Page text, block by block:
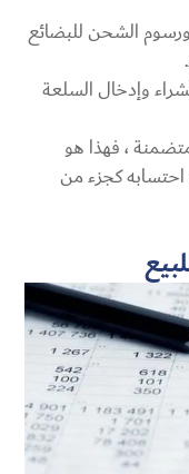
الشحن للبضائع
وإدخال السلعة
، فهذا هو
احتسابه كجزء من